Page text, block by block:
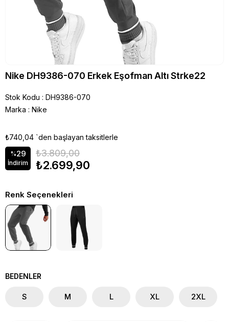
Nike DH9386-070 Erkek Eşofman Altı Strke22
Stok Kodu
DH9386-070
Marka : Nike
₺740,04 `den başlayan taksitlerle
%29
İndirim
₺3.809,00
₺2.699,90
Renk Seçenekleri
BEDENLER
S M L XL 2XL